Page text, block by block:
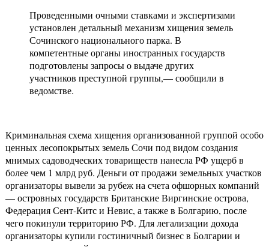
Проведенными очными ставками и экспертизами
установлен детальный механизм хищения земель
Сочинского национального парка. В
компетентные органы иностранных государств
подготовлены запросы о выдаче других
участников преступной группы,— сообщили в
ведомстве.
Криминальная схема хищения организованной группой особо
ценных лесопокрытых земель Сочи под видом создания
мнимых садоводческих товариществ нанесла РФ ущерб в
более чем 1 млрд руб. Деньги от продажи земельных участков
организаторы вывели за рубеж на счета офшорных компаний
— островных государств Британские Виргинские острова,
Федерация Сент-Китс и Невис, а также в Болгарию, после
чего покинули территорию РФ. Для легализации дохода
организаторы купили гостиничный бизнес в Болгарии и